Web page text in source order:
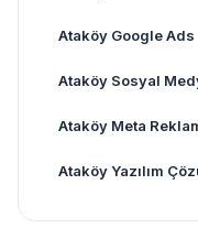
Ataköy Google Ads
Ataköy Sosyal
Ataköy Meta
Ataköy Yazılım